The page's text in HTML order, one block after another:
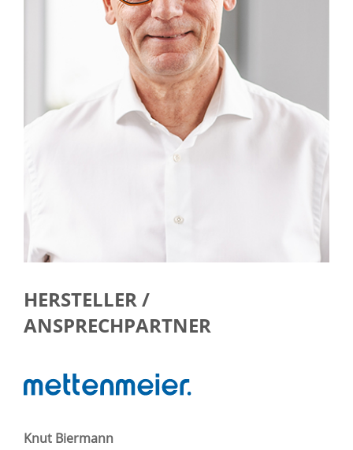
HERSTELLER /
ANSPRECHPARTNER
Knut Biermann